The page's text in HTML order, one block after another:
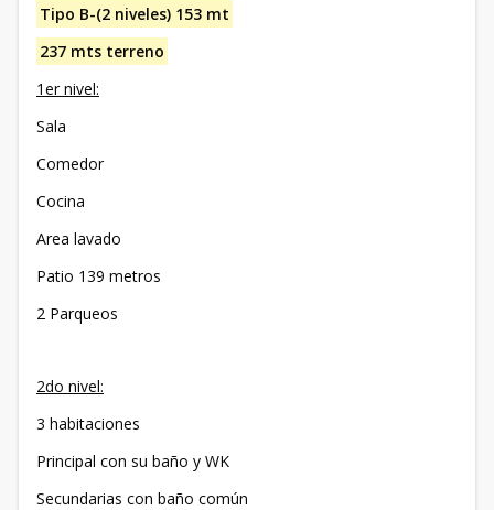
Tipo B-(2 niveles) 153 mt
237 mts terreno
1er nivel:
Sala
Comedor
Cocina
Area lavado
Patio 139 metros
2 Parqueos
2do nivel:
3 habitaciones
Principal con su baño y WK
Secundarias con baño común